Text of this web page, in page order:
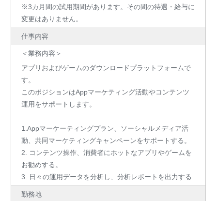
※3カ月間の試用期間があります。その間の待遇・給与に
変更はありません。
仕事内容
＜業務内容＞
アプリおよびゲームのダウンロードプラットフォームで
す。
このポジションはAppマーケティング活動やコンテンツ
運用をサポートします。
1.Appマーケーティングプラン、ソーシャルメディア活
動、共同マーケティングキャンペーンをサポートする。
2. コンテンツ操作、消費者にホットなアプリやゲームを
お勧めする。
3. 日々の運用データを分析し、分析レポートを出力する
勤務地